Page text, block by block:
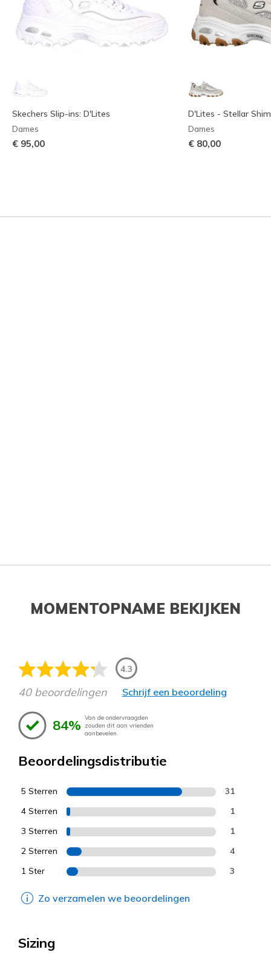
Skechers Slip-ins: D'Lites
Dames
€ 95,00
D'Lites - Stellar
Dames
€ 80,00
MOMENTOPNAME BEKIJKEN
4.3
40 beoordelingen Schrijf een beoordeling
84% Van de ondervraagden
zouden dit aan vrienden
aanbevelen.
Beoordelingsdistributie
5 Sterren 31
4 Sterren 1
3 Sterren 1
2 Sterren 4
1 Ster 3
Zo verzamelen we beoordelingen
Sizing